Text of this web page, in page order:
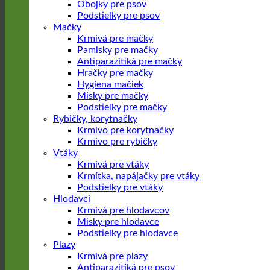
Obojky pre psov
Podstielky pre psov
Mačky
Krmivá pre mačky
Pamlsky pre mačky
Antiparazitiká pre mačky
Hračky pre mačky
Hygiena mačiek
Misky pre mačky
Podstielky pre mačky
Rybičky, korytnačky
Krmivo pre korytnačky
Krmivo pre rybičky
Vtáky
Krmivá pre vtáky
Krmítka, napájačky pre vtáky
Podstielky pre vtáky
Hlodavci
Krmivá pre hlodavcov
Misky pre hlodavce
Podstielky pre hlodavce
Plazy
Krmivá pre plazy
Antiparazitiká pre psov